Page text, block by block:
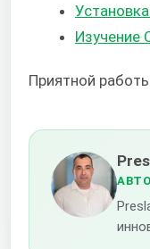
Изучение
Приятной